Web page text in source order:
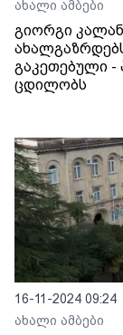
ახალი ამბები
გიორგი
გაკეთებული -
ცდილობს
16-11-2024 09:24
ახალი ამბები